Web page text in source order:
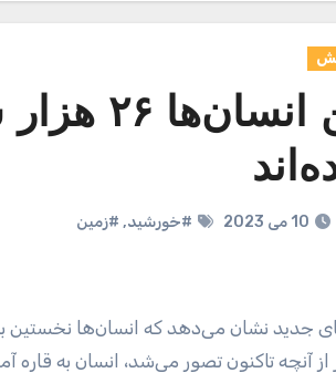
اولین
10 می 2023 #خورشید, #زمین
از آنچه تاکنون تصور می‌شد، انسان به قاره